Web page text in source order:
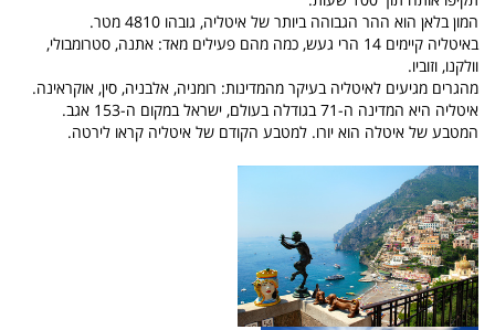
המון בלאן הוא ההר הגבוהה ביותר של איטליה, גובהו 4810 מטר.
באיטליה קיימים 14 הרי געש, כמה מהם פעילים מאד: אתנה, סטרומבולי,
וולקנו, וזוביו.
מהגרים מגיעים לאיטליה בעיקר מהמדינות: רומניה, אלבניה, סין, אוקראינה.
איטליה היא המדינה ה-71 בגודלה בעולם, ישראל במקום ה-153 אגב.
המטבע של איטלה הוא יורו. למטבע הקודם של איטליה קראו לירטה.